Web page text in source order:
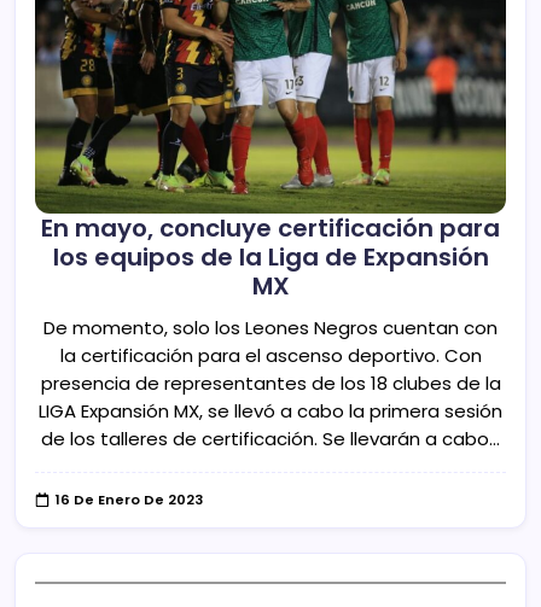
En mayo, concluye certificación para
los equipos de la Liga de Expansión
MX
De momento, solo los Leones Negros cuentan con
la certificación para el ascenso deportivo. Con
presencia de representantes de los 18 clubes de la
LIGA Expansión MX, se llevó a cabo la primera sesión
de los talleres de certificación. Se llevarán a cabo…
16 De Enero De 2023